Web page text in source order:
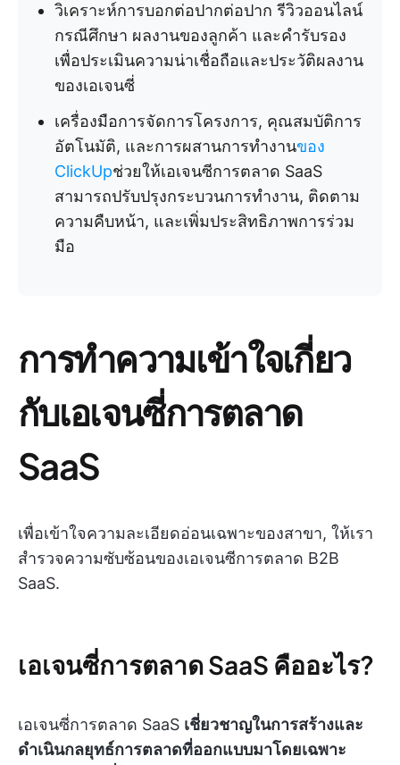
วิเคราะห์การบอกต่อปากต่อปาก รีวิวออนไลน์
กรณีศึกษา ผลงานของลูกค้า และคำรับรอง
เพื่อประเมินความน่าเชื่อถือและประวัติผลงาน
ของเอเจนซี่
เครื่องมือการจัดการโครงการ, คุณสมบัติการ
อัตโนมัติ, และการผสานการทำงานของ
ClickUpช่วยให้เอเจนซีการตลาด SaaS
สามารถปรับปรุงกระบวนการทำงาน, ติดตาม
ความคืบหน้า, และเพิ่มประสิทธิภาพการร่วม
มือ
การทำความเข้าใจเกี่ยว
กับเอเจนซี่การตลาด
SaaS
เพื่อเข้าใจความละเอียดอ่อนเฉพาะของสาขา, ให้เรา
สำรวจความซับซ้อนของเอเจนซีการตลาด B2B
SaaS.
เอเจนซี่การตลาด SaaS คืออะไร?
เอเจนซี่การตลาด SaaS เชี่ยวชาญในการสร้างและ
ดำเนินกลยุทธ์การตลาดที่ออกแบบมาโดยเฉพาะ